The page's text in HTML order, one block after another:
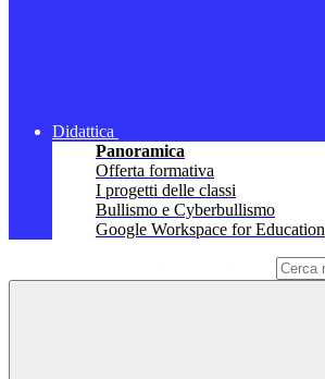
Didattica
Panoramica
Offerta formativa
I progetti delle classi
Bullismo e Cyberbullismo
Google Workspace for Education